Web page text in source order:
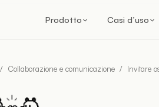
Prodotto Casi d’uso
/ Collaborazione e comunicazione / Invitare